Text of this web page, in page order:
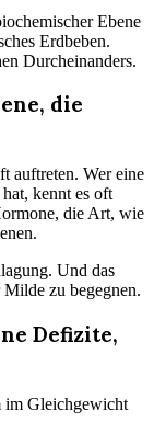
Ebene
Erdbeben.
Durcheinanders.
die
auftreten. Wer eine
kennt es oft
die Art, wie
Und das
zu begegnen.
Defizite,
im Gleichgewicht